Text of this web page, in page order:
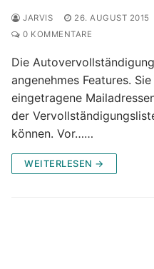
JARVIS 26. AUGUST 2015
0 KOMMENTARE
Die
angenehmes Features.
eingetragene
der
können. Vor……
WEITERLESEN →